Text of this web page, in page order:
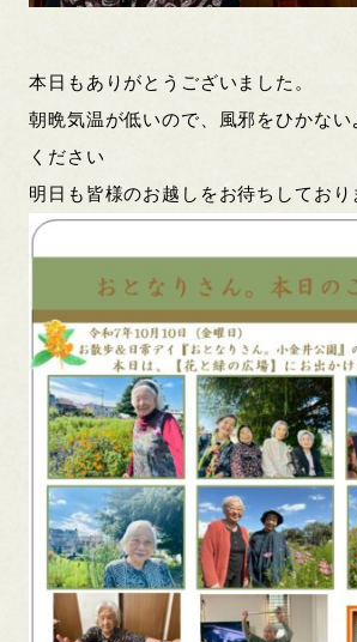
本日もありがとうございました。
朝晩気温が低いので、風邪をひかない
ください
明日も皆様のお越しをお待ちしており